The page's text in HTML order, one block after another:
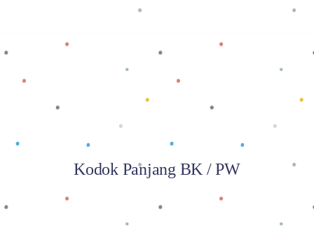
Kodok Panjang BK / PW